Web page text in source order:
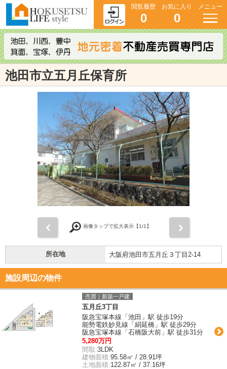
閲覧履歴
0
お気に入り
0
メニュー
池田市立五月丘保育所
画像タップで拡大表示【1/1】
所在地 大阪府池田市五月丘３丁目2-14
施設周辺の物件
売買｜新築一戸建
五月丘3丁目
阪急宝塚本線「池田」駅 徒歩19分
能勢電鉄妙見線「絹延橋」駅 徒歩29分
阪急宝塚本線「石橋阪大前」駅 徒歩31分
5,280万円
間取:3LDK
建物面積:95.58㎡ / 28.91坪
土地面積:122.87㎡ / 37.16坪